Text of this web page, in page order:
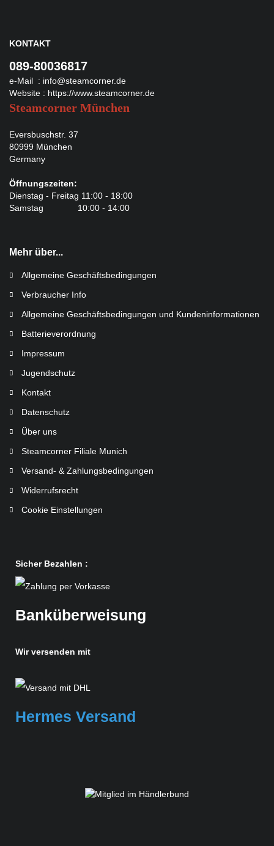
KONTAKT
089-80036817
e-Mail : info@steamcorner.de
Website : https://www.steamcorner.de
Steamcorner München
Eversbuschstr. 37
80999 München
Germany
Öffnungszeiten:
Dienstag - Freitag 11:00 - 18:00
Samstag 10:00 - 14:00
Mehr über...
Allgemeine Geschäftsbedingungen
Verbraucher Info
Allgemeine Geschäftsbedingungen und Kundeninformationen
Batterieverordnung
Impressum
Jugendschutz
Kontakt
Datenschutz
Über uns
Steamcorner Filiale Munich
Versand- & Zahlungsbedingungen
Widerrufsrecht
Cookie Einstellungen
Sicher Bezahlen :
Banküberweisung
Wir versenden mit
Hermes Versand